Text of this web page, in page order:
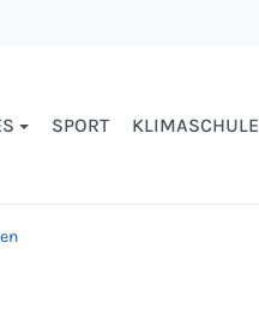
SPORT KLIMASCHULE